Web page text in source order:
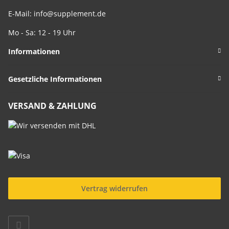
E-Mail: info@supplement.de
Mo - Sa: 12 - 19 Uhr
Informationen
Gesetzliche Informationen
VERSAND & ZAHLUNG
Vertrag widerrufen